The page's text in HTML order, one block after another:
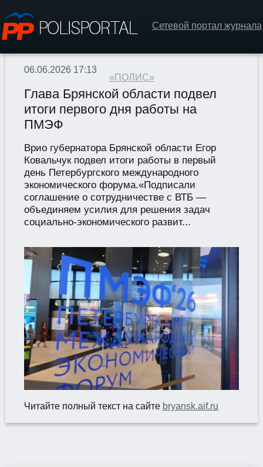
Сетевой портал журнала
«ПОЛИС»
06.06.2026 17:13
Глава Брянской области подвел
итоги первого дня работы на
ПМЭФ
Врио губернатора Брянской области Егор
Ковальчук подвел итоги работы в первый
день Петербургского международного
экономического форума.«Подписали
соглашение о сотрудничестве с ВТБ —
объединяем усилия для решения задач
социально-экономического развит...
Читайте полный текст на сайте bryansk.aif.ru